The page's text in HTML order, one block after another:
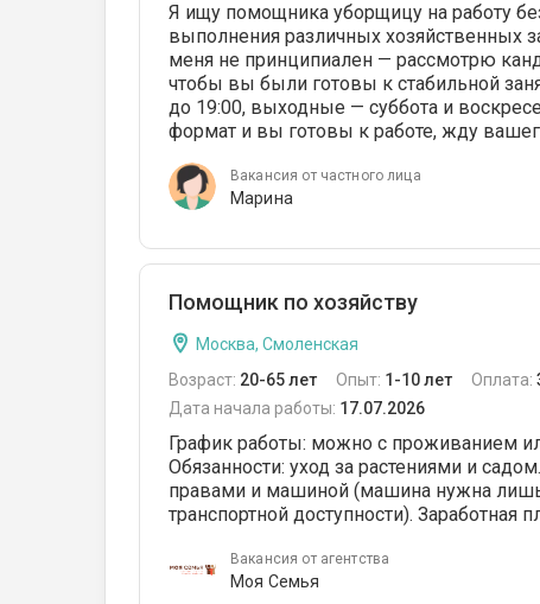
Я ищу помощника уборщицу на работу
выполнения различных хозяйственных
меня не принципиален — рассмотрю
чтобы вы были готовы к стабильной
до 19:00, выходные — суббота и
формат и вы готовы к работе, жду
Вакансия от частного лица
Марина
Помощник по хозяйству
Москва, Смоленская
Возраст: 20-65 лет Опыт: 1-10 лет Оплата:
Дата начала работы: 17.07.2026
График работы: можно с проживанием
Обязанности: уход за растениями и
правами и машиной (машина нужна лишь
транспортной доступности). Заработная
Вакансия от агентства
Моя Семья